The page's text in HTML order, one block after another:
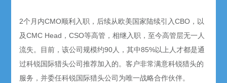
2个月内CMO顺利入职，后续从欧美国家陆续引入CBO，以
及CMC Head，CSO等高管，相继入职，至今高管层无一人
流失。目前，该公司规模约90人，其中85%以上人才都是通
过科锐国际猎头公司推荐加入的。客户非常满意科锐猎头的
服务，并委任科锐国际猎头公司为唯一战略合作伙伴。